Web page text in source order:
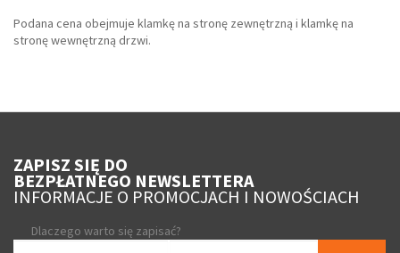
Podana cena obejmuje klamkę na stronę zewnętrzną i klamkę na
stronę wewnętrzną drzwi.
ZAPISZ SIĘ DO
BEZPŁATNEGO NEWSLETTERA
INFORMACJE O PROMOCJACH I NOWOŚCIACH
Dlaczego warto się zapisać?